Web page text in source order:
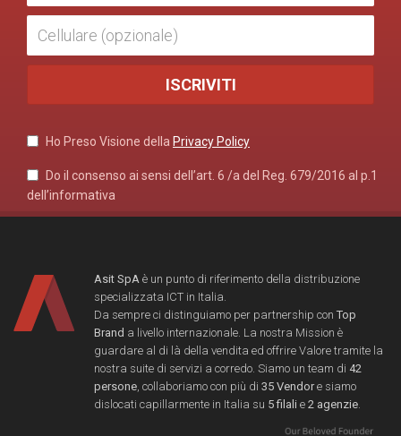
Ho Preso Visione della Privacy Policy
Do il consenso ai sensi dell’art. 6 /a del Reg. 679/2016 al p.1
dell’informativa
Asit SpA è un punto di riferimento della distribuzione
specializzata ICT in Italia.
Da sempre ci distinguiamo per partnership con Top
Brand a livello internazionale. La nostra Mission è
guardare al di là della vendita ed offrire Valore tramite la
nostra suite di servizi a corredo. Siamo un team di 42
persone, collaboriamo con più di 35 Vendore siamo
dislocati capillarmente in Italia su 5 filali e 2 agenzie.